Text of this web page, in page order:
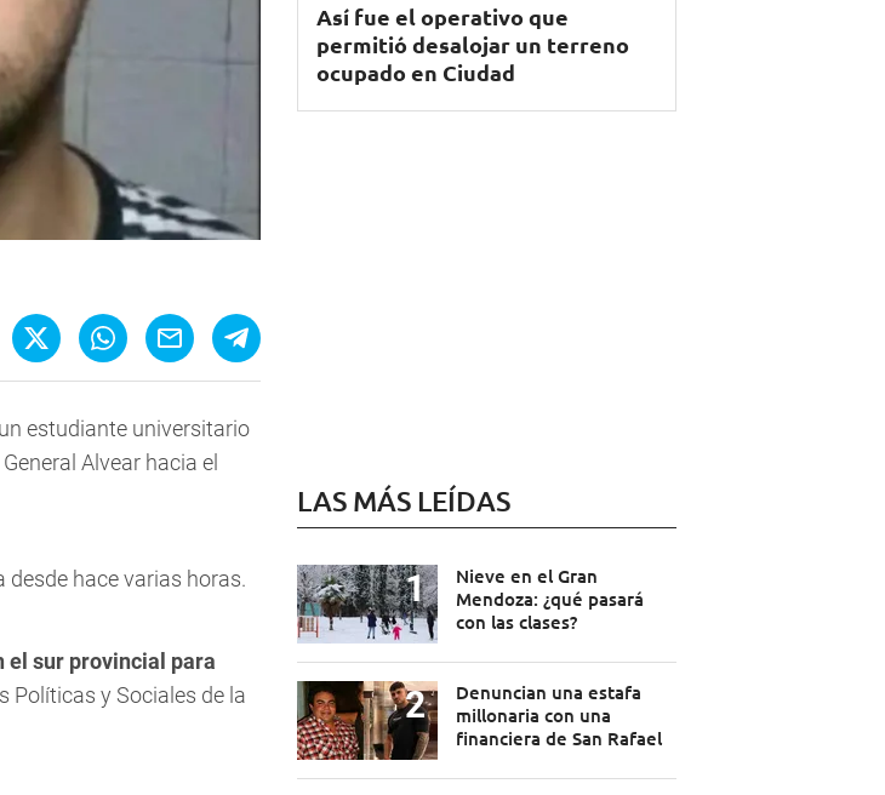
estudiante universitario
Alvear hacia el
desde hace varias horas.
el sur provincial para
Políticas y Sociales de la
Así fue el operativo que
permitió desalojar un terreno
ocupado en Ciudad
LAS MÁS LEÍDAS
Nieve en el Gran
Mendoza: ¿qué pasará
con las clases?
Denuncian una estafa
millonaria con una
financiera de San Rafael